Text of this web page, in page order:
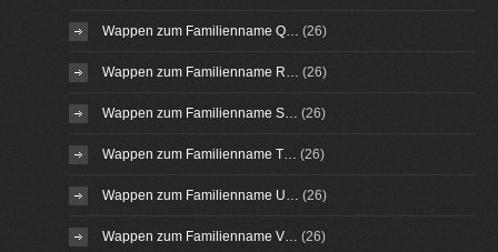
Wappen zum Familienname Q… (26)
Wappen zum Familienname R… (26)
Wappen zum Familienname S… (26)
Wappen zum Familienname T… (26)
Wappen zum Familienname U… (26)
Wappen zum Familienname V… (26)